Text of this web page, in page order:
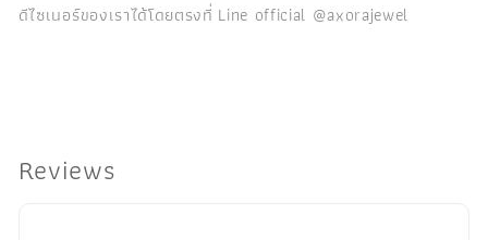
ดีไซเนอร์ของเราได้โดยตรงที่ Line official @axorajewel
Reviews